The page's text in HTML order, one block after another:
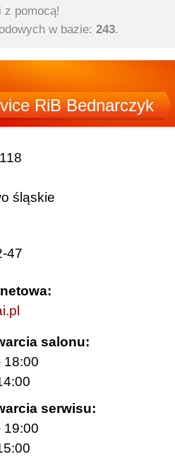
z pomocą!
w bazie: 243.
RiB Bednarczyk
śląskie
47
salonu:
18:00
serwisu:
19:00